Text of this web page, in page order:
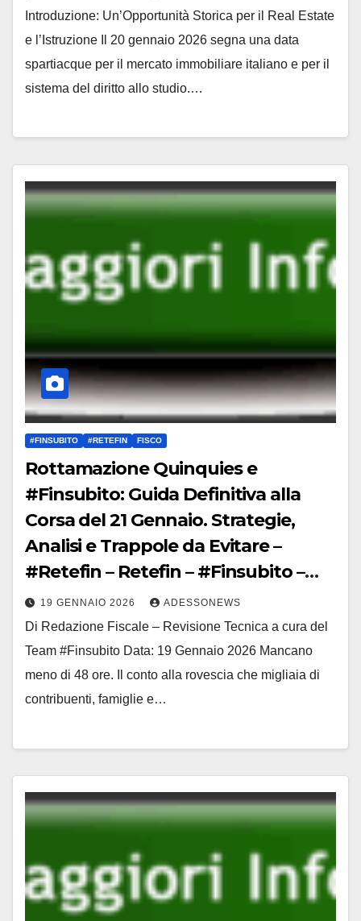
#Finsubito – Adessonews
Introduzione: Un’Opportunità Storica per il Real Estate
e l’Istruzione Il 20 gennaio 2026 segna una data
spartiacque per il mercato immobiliare italiano e per il
sistema del diritto allo studio.…
#FINSUBITO #RETEFIN FISCO
Rottamazione Quinquies e
#Finsubito: Guida Definitiva alla
Corsa del 21 Gennaio. Strategie,
Analisi e Trappole da Evitare –
#Retefin – Retefin – #Finsubito –
Finsubito – #Adessonews –
#Adessonews – #Finsubito –
Adessonews
19 GENNAIO 2026 ADESSONEWS
Di Redazione Fiscale – Revisione Tecnica a cura del
Team #Finsubito Data: 19 Gennaio 2026 Mancano
meno di 48 ore. Il conto alla rovescia che migliaia di
contribuenti, famiglie e…